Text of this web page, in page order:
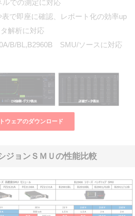
での測定に対応
で即座に確認、レポート化の効率up
解析に対応
B/BL,B2960B SMU/ソースに対応
ウェアのダウンロード
ジョンＳＭＵの性能比較